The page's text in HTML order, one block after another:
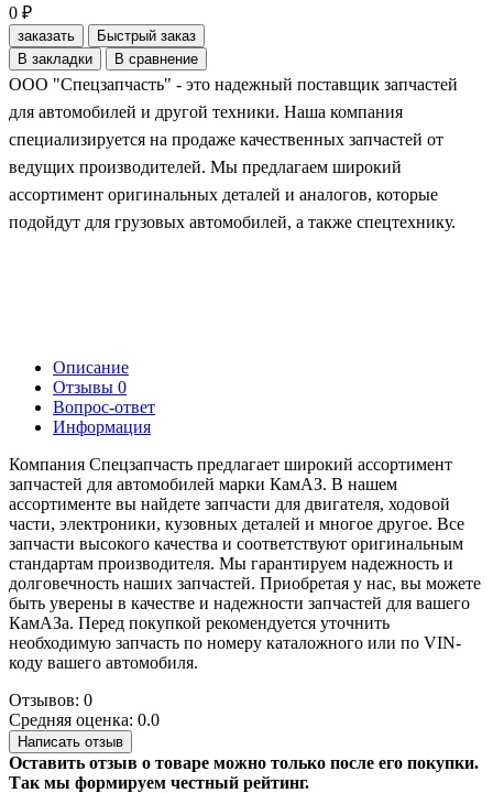
0 ₽
заказать
Быстрый заказ
В закладки
В сравнение
ООО "Спецзапчасть" - это надежный поставщик запчастей
для автомобилей и другой техники. Наша компания
специализируется на продаже качественных запчастей от
ведущих производителей. Мы предлагаем широкий
ассортимент оригинальных деталей и аналогов, которые
подойдут для грузовых автомобилей, а также спецтехнику.
Описание
Отзывы 0
Вопрос-ответ
Информация
Компания Спецзапчасть предлагает широкий ассортимент
запчастей для автомобилей марки КамАЗ. В нашем
ассортименте вы найдете запчасти для двигателя, ходовой
части, электроники, кузовных деталей и многое другое. Все
запчасти высокого качества и соответствуют оригинальным
стандартам производителя. Мы гарантируем надежность и
долговечность наших запчастей. Приобретая у нас, вы можете
быть уверены в качестве и надежности запчастей для вашего
КамАЗа. Перед покупкой рекомендуется уточнить
необходимую запчасть по номеру каталожного или по VIN-
коду вашего автомобиля.
Отзывов: 0
Средняя оценка: 0.0
Написать отзыв
Оставить отзыв о товаре можно только после его покупки.
Так мы формируем честный рейтинг.